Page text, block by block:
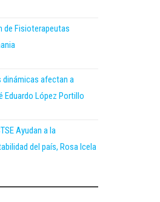
de Fisioterapeutas
afectan a
Eduardo López Portillo
Ayudan a la
del país, Rosa Icela